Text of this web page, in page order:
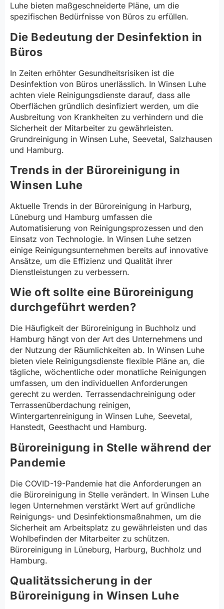
Luhe bieten maßgeschneiderte Pläne, um die
spezifischen Bedürfnisse von Büros zu erfüllen.
Die Bedeutung der Desinfektion in
Büros
In Zeiten erhöhter Gesundheitsrisiken ist die
Desinfektion von Büros unerlässlich. In Winsen Luhe
achten viele Reinigungsdienste darauf, dass alle
Oberflächen gründlich desinfiziert werden, um die
Ausbreitung von Krankheiten zu verhindern und die
Sicherheit der Mitarbeiter zu gewährleisten.
Grundreinigung in Winsen Luhe, Seevetal, Salzhausen
und Hamburg.
Trends in der Büroreinigung in
Winsen Luhe
Aktuelle Trends in der Büroreinigung in Harburg,
Lüneburg und Hamburg umfassen die
Automatisierung von Reinigungsprozessen und den
Einsatz von Technologie. In Winsen Luhe setzen
einige Reinigungsunternehmen bereits auf innovative
Ansätze, um die Effizienz und Qualität ihrer
Dienstleistungen zu verbessern.
Wie oft sollte eine Büroreinigung
durchgeführt werden?
Die Häufigkeit der Büroreinigung in Buchholz und
Hamburg hängt von der Art des Unternehmens und
der Nutzung der Räumlichkeiten ab. In Winsen Luhe
bieten viele Reinigungsdienste flexible Pläne an, die
tägliche, wöchentliche oder monatliche Reinigungen
umfassen, um den individuellen Anforderungen
gerecht zu werden. Terrassendachreinigung oder
Terrassenüberdachung reinigen,
Wintergartenreinigung in Winsen Luhe, Seevetal,
Hanstedt, Geesthacht und Hamburg.
Büroreinigung in Stelle während der
Pandemie
Die COVID-19-Pandemie hat die Anforderungen an
die Büroreinigung in Stelle verändert. In Winsen Luhe
legen Unternehmen verstärkt Wert auf gründliche
Reinigungs- und Desinfektionsmaßnahmen, um die
Sicherheit am Arbeitsplatz zu gewährleisten und das
Wohlbefinden der Mitarbeiter zu schützen.
Büroreinigung in Lüneburg, Harburg, Buchholz und
Hamburg.
Qualitätssicherung in der
Büroreinigung in Winsen Luhe